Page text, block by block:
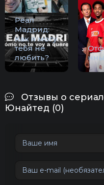
Реал
Мадрид:
Как я могу
тебя не
любить?
Отзывы о
Юнайтед (0)